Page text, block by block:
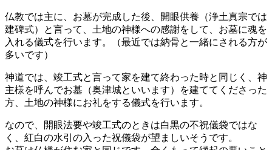
仏教では主に、お墓が完成した後、開眼供養（浄土真宗では
建碑式）と言って、土地の神様への感謝をして、お墓に魂を
入れる儀式を行います。（最近では納骨と一緒にされる方が
多いです）
神道では、竣工式と言って家を建て終わった時と同じく、神
主様を呼んでお墓（奥津城といいます）を建ててくださった
方、土地の神様にお礼をする儀式を行います。
なので、開眼法要や竣工式のときは白黒の不祝儀袋ではな
く、紅白の水引の入った祝儀袋が望ましいそうです。